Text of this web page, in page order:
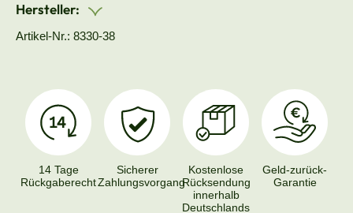
Hersteller:
Artikel-Nr.: 8330-38
14 Tage
Rückgaberecht
Sicherer
Zahlungsvorgang
Kostenlose
Rücksendung
innerhalb
Deutschlands
Geld-zurück-
Garantie